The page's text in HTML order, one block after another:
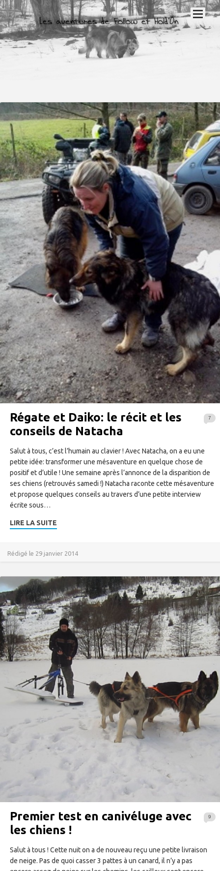
7
Régate et Daiko: le récit et les
conseils de Natacha
Salut à tous, c’est l’humain au clavier ! Avec Natacha, on a eu une
petite idée: transformer une mésaventure en quelque chose de
positif et d’utile ! Une semaine après l’annonce de la disparition de
ses chiens (retrouvés samedi !) Natacha raconte cette mésaventure
et propose quelques conseils au travers d’une petite interview
écrite sous…
LIRE LA SUITE
Rédigé le 29 janvier 2014
9
Premier test en canivéluge avec
les chiens !
Salut à tous ! Cette nuit on a de nouveau reçu une petite livraison
de neige. Pas de quoi casser 3 pattes à un canard, il n’y a pas